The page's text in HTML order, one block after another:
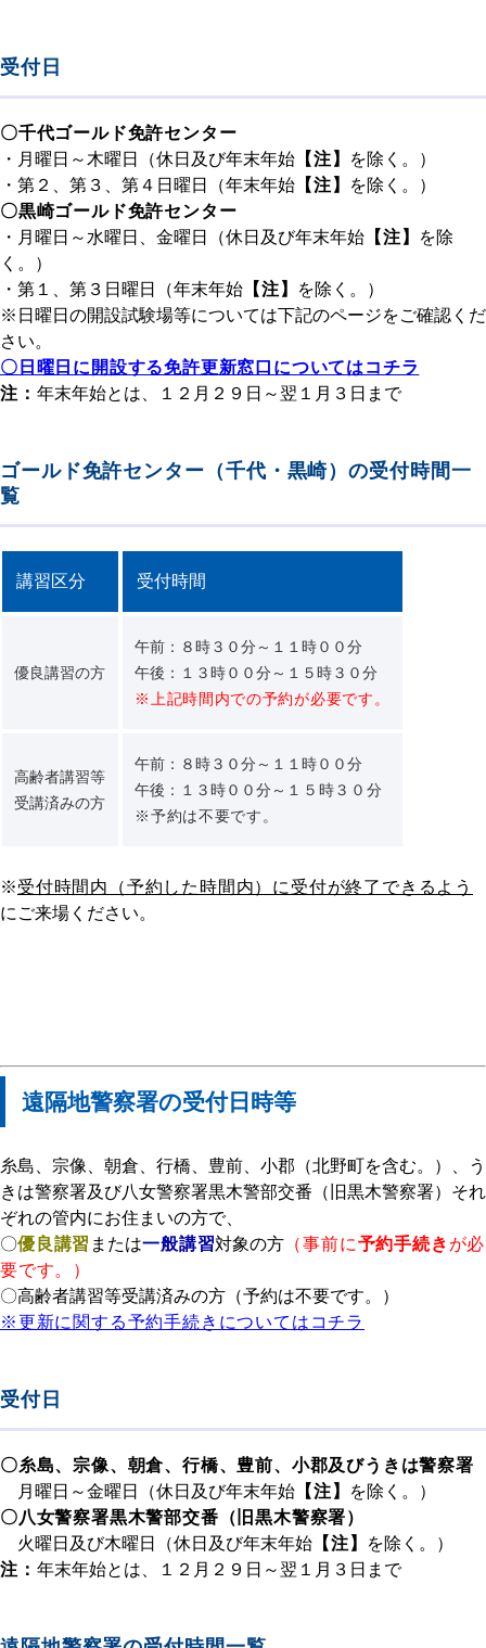
受付日
〇千代ゴールド免許センター
・月曜日～木曜日（休日及び年末年始 【注】 を除く。）
・第２、第３、第４日曜日（年末年始 【注】 を除く。）
〇黒崎ゴールド免許センター
・月曜日～水曜日、金曜日（休日及び年末年始 【注】 を除
く。）
・第１、第３日曜日（年末年始 【注】 を除く。）
※日曜日の開設試験場等については下記のページをご確認くだ
さい。
〇日曜日に開設する免許更新窓口についてはコチラ
注： 年末年始とは、１２月２９日～翌１月３日まで
ゴールド免許センター（千代・黒崎）の受付時間一
覧
講習区分 受付時間
優良講習の方
午前：８時３０分～１１時００分
午後：１３時００分～１５時３０分
※上記時間内での予約が必要です。
高齢者講習等
受講済みの方
午前：８時３０分～１１時００分
午後：１３時００分～ １５時３０分
※予約は不要です。
※受付時間内（予約した時間内）に受付が終了できるよう
にご来場ください。
遠隔地警察署の受付日時等
糸島、宗像、朝倉、行橋、豊前、小郡（北野町を含む。）、う
きは警察署及び八女警察署黒木警部交番（旧黒木警察署）それ
ぞれの管内にお住まいの方で、
〇優良講習 または一般講習対象の方 （事前に予約手続き が必
要です。）
〇高齢者講習等受講済みの方（予約は不要です。）
※更新に関する予約手続きについてはコチラ
受付日
〇糸島、宗像、朝倉、行橋、豊前、小郡及びうきは警察署
月曜日～金曜日（休日及び年末年始 【注】 を除く。）
〇八女警察署黒木警部交番（旧黒木警察署）
火曜日及び木曜日（休日及び年末年始 【注】 を除く。）
注： 年末年始とは、１２月２９日～翌１月３日まで